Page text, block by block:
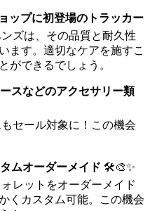
ップに初登場のトラッカー
ズは、その品質と耐久性
ます。適切なケアを施すこ
ができるでしょう。
スなどのアクセサリー類
セール対象に！この機会
ムオーダーメイド 🛠️🎨✨
レットをオーダーメイド
くカスタム可能。この機会